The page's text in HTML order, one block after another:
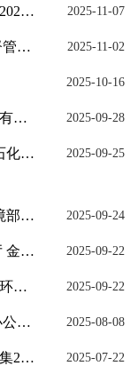
工业和信息化部办公厅关于组织开展2025年精细化工关键产品创新任务揭榜挂帅工作的通知 2025-11-07
工业和信息化部办公厅 国家药品监督管理局综合和规划财务司关于公布生物医用材料创新任务揭榜挂... 2025-11-02
2025-10-16
工业和信息化部等八部门关于印发《有色金属行业稳增长工作方案（2025—2026年）》的通知 2025-09-28
工业和信息化部等7部门关于印发《石化化工行业稳增长工作方案（2025-2026年）》的通知 2025-09-25
工业和信息化部 自然资源部 生态环境部 住房城乡建设部 水利部 农业农村部关于印发《建材行... 2025-09-24
工业和信息化部办公厅 财政部办公厅 金融监管总局办公厅关于组织开展2025年首批次新材料保... 2025-09-22
工业和信息化部、自然资源部、生态环境部、商务部、市场监管总局关于印发《钢铁行业稳增长工作方... 2025-09-22
工业和信息化部办公厅 自然资源部办公厅 生态环境部办公厅 交通运输部办公厅 应急管理部办公... 2025-08-08
工业和信息化部原材料工业司关于征集2025年度研究课题承担单位的函 2025-07-22